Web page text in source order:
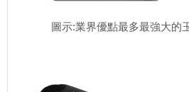
圖示:業界優點最多最強大的